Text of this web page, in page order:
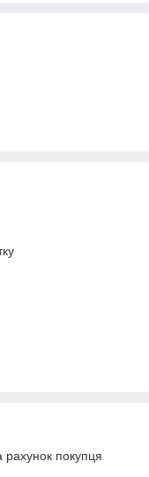
рахунок покупця